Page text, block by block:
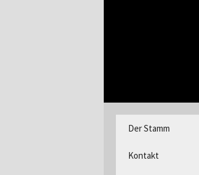
DPSG Stamm
springen
Der Stamm
Kontakt